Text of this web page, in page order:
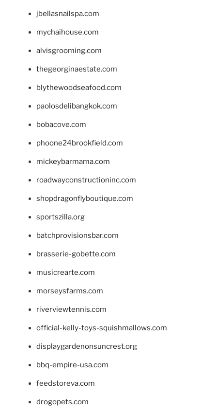
jbellasnailspa.com
mychaihouse.com
alvisgrooming.com
thegeorginaestate.com
blythewoodseafood.com
paolosdelibangkok.com
bobacove.com
phoone24brookfield.com
mickeybarmama.com
roadwayconstructioninc.com
shopdragonflyboutique.com
sportszilla.org
batchprovisionsbar.com
brasserie-gobette.com
musicrearte.com
morseysfarms.com
riverviewtennis.com
official-kelly-toys-squishmallows.com
displaygardenonsuncrest.org
bbq-empire-usa.com
feedstoreva.com
drogopets.com